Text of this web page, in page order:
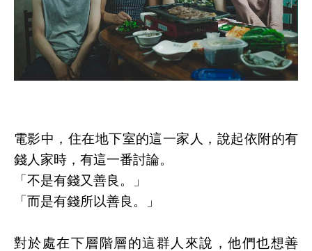
電影中，住在地下室的這一家人，說起依附的有
錢人家時，有這一番討論。
「不是有錢又善良。」
「而是有錢所以善良。」
對於處在下層階層的這群人來說，他們也想善